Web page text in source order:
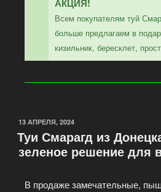
АКЦИЯ!
Всем покупателям туй
больше предлагаем в
кизильник, бересклет,
13 АПРЕЛЯ, 2024
Туи Смарагд из
зеленое решение для
В продаже замечательные,